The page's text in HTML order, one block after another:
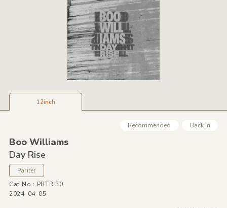
12inch
Recommended Back In
Boo Williams
Day Rise
Pariter
Cat No.: PRTR 30
2024-04-05